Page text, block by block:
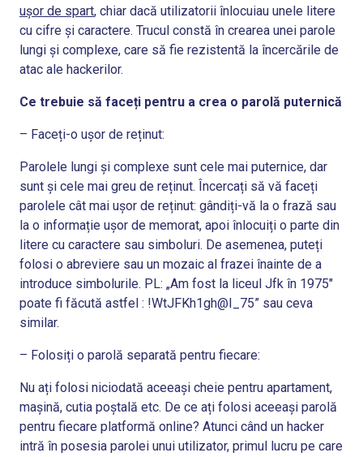
ușor de spart, chiar dacă utilizatorii înlocuiau unele litere
cu cifre și caractere. Trucul constă în crearea unei parole
lungi și complexe, care să fie rezistentă la încercările de
atac ale hackerilor.
Ce trebuie să faceți pentru a crea o parolă puternică
– Faceți-o ușor de reținut:
Parolele lungi și complexe sunt cele mai puternice, dar
sunt și cele mai greu de reținut. Încercați să vă faceți
parolele cât mai ușor de reținut: gândiți-vă la o frază sau
la o informație ușor de memorat, apoi înlocuiți o parte din
litere cu caractere sau simboluri. De asemenea, puteți
folosi o abreviere sau un mozaic al frazei înainte de a
introduce simbolurile. PL: „Am fost la liceul Jfk în 1975″
poate fi făcută astfel : !WtJFKh1gh@I_75” sau ceva
similar.
– Folosiți o parolă separată pentru fiecare:
Nu ați folosi niciodată aceeași cheie pentru apartament,
mașină, cutia poștală etc. De ce ați folosi aceeași parolă
pentru fiecare platformă online? Atunci când un hacker
intră în posesia parolei unui utilizator, primul lucru pe care